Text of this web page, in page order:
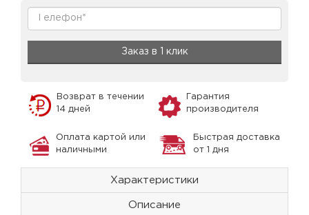
Заказ в 1 клик
Возврат в течении
14 дней
Гарантия
производителя
Оплата картой или
наличными
Быстрая доставка
от 1 дня
Характеристики
Описание